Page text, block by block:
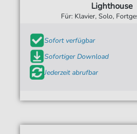
Lighthouse
Für: Klavier, Solo,
Sofort verfügbar
Sofortiger Download
Jederzeit abrufbar